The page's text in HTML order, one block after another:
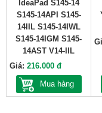
IdeaPad S145-14
S145-14API S145-
14IIL S145-14IWL
S145-14IGM S145-
14AST V14-IIL
Giá: 216.000 đ
Mua hàng